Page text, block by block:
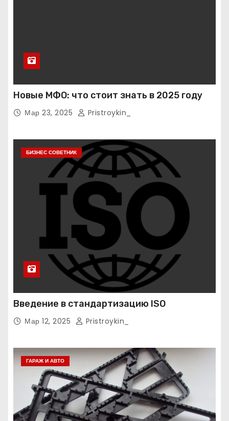
Новые МФО: что стоит знать в 2025 году
Мар 23, 2025 Pristroykin_
БИЗНЕС СОВЕТНИК
Введение в стандартизацию ISO
Мар 12, 2025 Pristroykin_
ГАРАЖ И АВТО